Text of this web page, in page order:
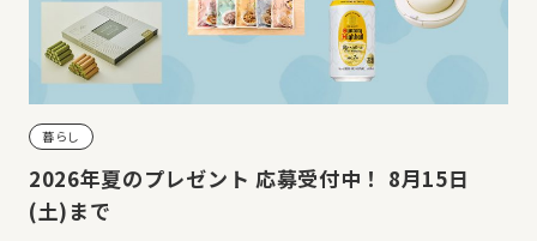
暮らし
2026年夏のプレゼント 応募受付中！ 8月15日
(土)まで